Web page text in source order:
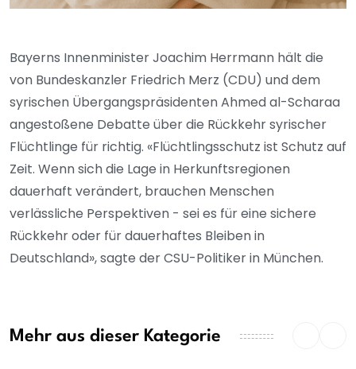
Bayerns Innenminister Joachim Herrmann hält die
von Bundeskanzler Friedrich Merz (CDU) und dem
syrischen Übergangspräsidenten Ahmed al-Scharaa
angestoßene Debatte über die Rückkehr syrischer
Flüchtlinge für richtig. «Flüchtlingsschutz ist Schutz auf
Zeit. Wenn sich die Lage in Herkunftsregionen
dauerhaft verändert, brauchen Menschen
verlässliche Perspektiven - sei es für eine sichere
Rückkehr oder für dauerhaftes Bleiben in
Deutschland», sagte der CSU-Politiker in München.
Mehr aus dieser Kategorie